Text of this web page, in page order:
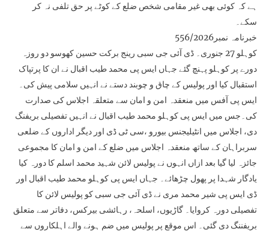
ہے کہ کوئی بھی غیر مقامی شخص ضلع کے کوٹے پر حق تلفی نہ کر
سکے۔
خبرنامہ نمبر556/2026
کوہلو 27 جنوری۔ ڈی آئی جی سبی رینج برکت حسین کھوسو دو روزہ
دورے پر کوہلو پہنچ گئے جہاں ایس پی محمد طیب اقبال نے ان کا پرتپاک
استقبال کیا اور پولیس کے چاق و چوبند دستے نے انہیں سلامی پیش کی۔
ایس پی آفس میں منعقدہ امن و امان سے متعلقہ اجلاس کی صدارت
کی۔جس میں ایس پی کوہلو محمد طیب اقبال نے انہیں تفصیلی بریفنگ
دی، اجلاس میں انٹیلیجنس بیورو ،سی ٹی ڈی اور دیگر اداروں کے ضلعی
سربراہان کے ساتھ منعقدہ اجلاس میں ضلع کے امن و امان کا مجموعی
جائزہ لیا گیا بعد ازاں انہوں نے پولیس لائن شہید محمد اسلم کا دورہ کیا
یادگار شہدا پر پھول چڑھائے۔ جہاں ایس پی کوہلو محمد طیب اقبال اور
ڈی ایس پی شیر محمد مری نے ڈی آئی جی سبی کو پولیس لائن کا
تفصیلی دورہ کروایا۔ گاڑیوں، اسلحہ، رہائشی بیرکس، دفاتر سے متعلق
بریفننگ دی گئی۔ اس موقع پر پولیس میں ضم ہونے والے اہلکاروں سے